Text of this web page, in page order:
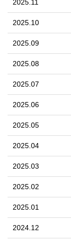
2025.11
2025.10
2025.09
2025.08
2025.07
2025.06
2025.05
2025.04
2025.03
2025.02
2025.01
2024.12